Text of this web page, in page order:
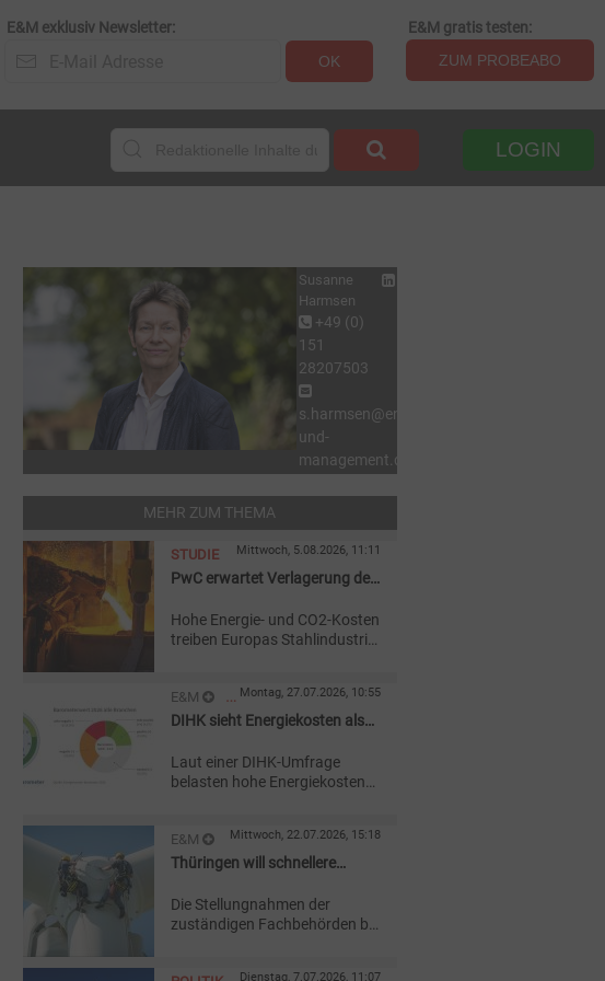
E&M exklusiv Newsletter:
OK
E&M gratis testen:
ZUM PROBEABO
LOGIN
Susanne
Harmsen
+49 (0)
151
28207503
s.harmsen@energie-
und-
management.de
MEHR ZUM THEMA
STUDIE Mittwoch, 5.08.2026, 11:11
PwC erwartet Verlagerung der
Hohe Energie- und CO2-Kosten
treiben Europas Stahlindustrie
2040 zunehmend an
günstigere Standorte
E&M
STUDIEN
Montag, 27.07.2026, 10:55
DIHK sieht Energiekosten als
Laut einer DIHK-Umfrage
belasten hohe Energiekosten
würden verschoben und
Produktionskapazitäten ins
E&M
WINDKRAFT
Mittwoch, 22.07.2026, 15:18
Thüringen will schnellere
Energieanlagen
Die Stellungnahmen der
zuständigen Fachbehörden bei
Dienstag, 7.07.2026, 11:07